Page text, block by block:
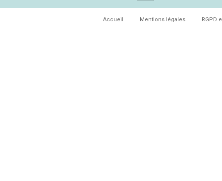
Accueil Mentions légales RGPD